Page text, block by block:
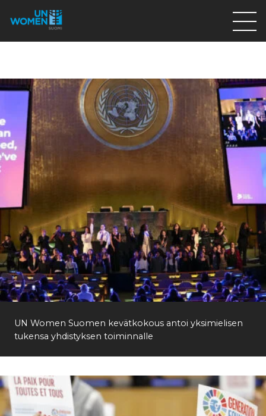
Osallistu
Mitä teemme
Ajankohtaista
Tietoa meistä
På Svenska
Valikon rivi
Lahjoita
Etsi
UN Women Suomen kevätkokous antoi yksimielisen
tukensa yhdistyksen toiminnalle